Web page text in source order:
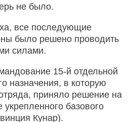
не было.
все последующие
было решено проводить
силами.
15-й отдельной
назначения, в которую
приняло решение на
укрепленного базового
Кунар).